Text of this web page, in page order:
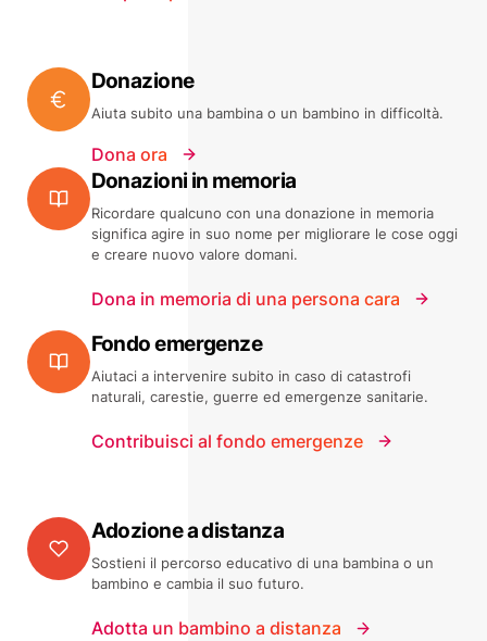
Donazione
Aiuta subito una bambina o un bambino in difficoltà.
Dona ora
Donazioni in memoria
Ricordare qualcuno con una donazione in memoria
significa agire in suo nome per migliorare le cose oggi
e creare nuovo valore domani.
Dona in memoria di una persona cara
Fondo emergenze
Aiutaci a intervenire subito in caso di catastrofi
naturali, carestie, guerre ed emergenze sanitarie.
Contribuisci al fondo emergenze
Adozione a distanza
Sostieni il percorso educativo di una bambina o un
bambino e cambia il suo futuro.
Adotta un bambino a distanza